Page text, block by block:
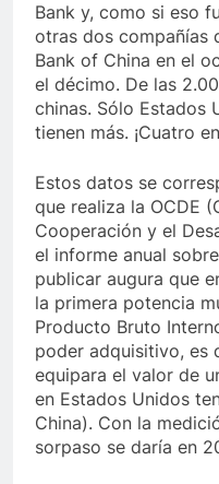
Bank y, como si eso
otras dos compañías
Bank of China en el
el décimo. De las
chinas. Sólo Estados
tienen más. ¡Cuatro
Estos datos se
que realiza la OCDE
Cooperación y el
el informe anual
publicar augura que
la primera potencia
Producto Bruto
poder adquisitivo, es
equipara el valor de
en Estados Unidos
China). Con la
sorpaso se daría en